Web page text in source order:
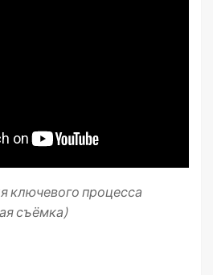
ключевого процесса
съёмка)